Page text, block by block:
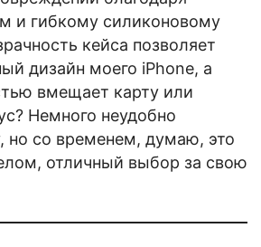
и гибкому силиконовому
кейса позволяет
дизайн моего iPhone, а
вмещает карту или
Немного неудобно
но со временем, думаю, это
отличный выбор за свою